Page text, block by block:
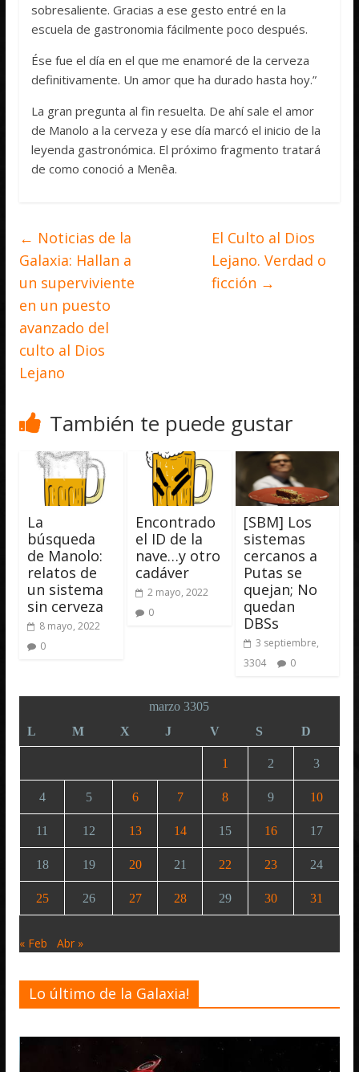
sobresaliente. Gracias a ese gesto entré en la
escuela de gastronomia fácilmente poco después.
Ése fue el día en el que me enamoré de la cerveza
definitivamente. Un amor que ha durado hasta hoy.”
La gran pregunta al fin resuelta. De ahí sale el amor
de Manolo a la cerveza y ese día marcó el inicio de la
leyenda gastronómica. El próximo fragmento tratará
de como conoció a Menêa.
← Noticias de la
Galaxia: Hallan a
un superviviente
en un puesto
avanzado del
culto al Dios
Lejano
El Culto al Dios
Lejano. Verdad o
ficción →
También te puede gustar
La
búsqueda
de Manolo:
relatos de
un sistema
sin cerveza
8 mayo, 2022
0
Encontrado
el ID de la
nave…y otro
cadáver
2 mayo, 2022
0
[SBM] Los
sistemas
cercanos a
Putas se
quejan; No
quedan
DBSs
3 septiembre,
3304
0
marzo 3305
L
M X J V S D
1 2 3
4 5 6 7 8 9 10
11 12 13 14 15 16 17
18 19 20 21 22 23 24
25 26 27 28 29 30 31
« Feb Abr »
Lo último de la Galaxia!
Desarrollo